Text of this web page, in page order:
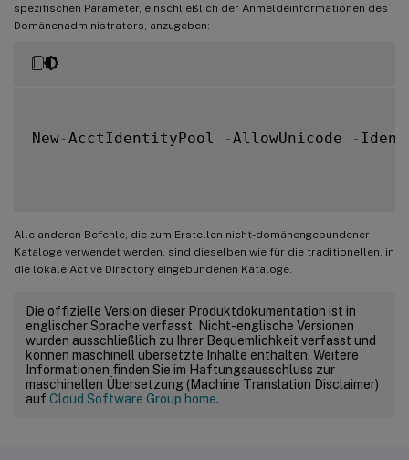
spezifischen Parameter, einschließlich der Anmeldeinformationen des
Domänenadministrators, anzugeben:
New-AcctIdentityPool -AllowUnicode -
Alle anderen Befehle, die zum Erstellen nicht-domänengebundener
Kataloge verwendet werden, sind dieselben wie für die traditionellen, in
die lokale Active Directory eingebundenen Kataloge.
Die offizielle Version dieser Produktdokumentation ist in
englischer Sprache verfasst. Nicht-englische Versionen
wurden ausschließlich zu Ihrer Bequemlichkeit verfasst und
können maschinell übersetzte Inhalte enthalten. Weitere
Informationen finden Sie im Haftungsausschluss zur
maschinellen Übersetzung (Machine Translation Disclaimer)
auf Cloud Software Group home.